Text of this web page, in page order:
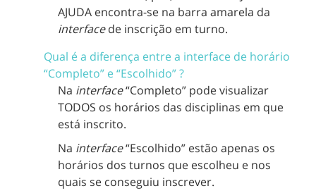
AJUDA encontra-se na barra amarela da
interfacede inscrição em turno.
Qual é a diferença entre a interface de horário
“Completo” e “Escolhido” ?
Na interface“Completo” pode visualizar
TODOS os horários das disciplinas em que
está inscrito.
Na interface“Escolhido” estão apenas os
horários dos turnos que escolheu e nos
quais se conseguiu inscrever.